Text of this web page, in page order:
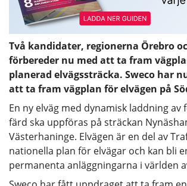
Två kandidater, regionerna Örebro
förbereder nu med att ta fram
planerad elvägssträcka. Sweco har
att ta fram vägplan för elvägen på
En ny elväg med dynamisk laddning
färd ska uppföras på sträckan
Västerhaninge. Elvägen är en del av
nationella plan för elvägar och kan bli
permanenta anläggningarna i världen